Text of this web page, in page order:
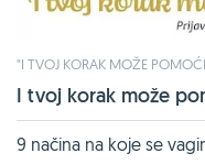
"I TVOJ KORAK MOŽE
I tvoj korak može
9 načina na koje se